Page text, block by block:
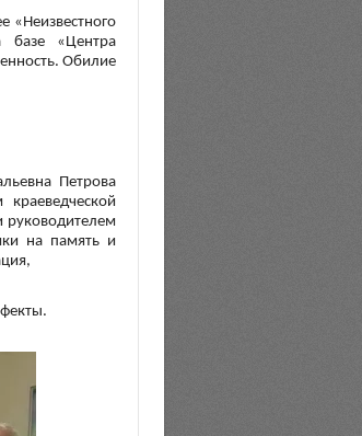
«Неизвестного
базе «Центра
Обилие
Петрова
руководителем
на память и